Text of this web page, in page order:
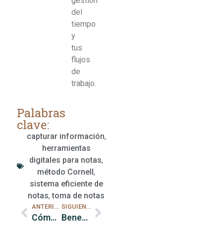
del
tiempo
y
tus
flujos
de
trabajo.
Palabras
clave:
capturar información,
herramientas
digitales para notas,
método Cornell,
sistema eficiente de
notas,toma de notas
Cómo definir prioridades para gestionar el tiempo Beneficios de desconectarse para la gestión del tiempo